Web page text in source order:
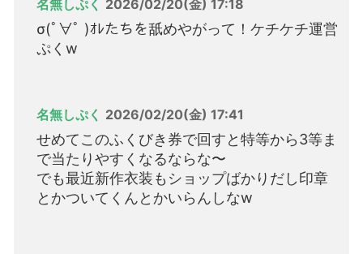
名無しぷく 2026/02/20(金) 17:18
σ(ﾟ∀ﾟ )ｵﾚたちを舐めやがって！ケチケチ運営
ぷくw
名無しぷく 2026/02/20(金) 17:41
せめてこのふくびき券で回すと特等から3等ま
で当たりやすくなるならな〜
でも最近新作衣装もショップばかりだし印章
とかついてくんとかいらんしなw